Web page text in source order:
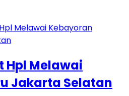
Hpl Melawai
Jakarta Selatan